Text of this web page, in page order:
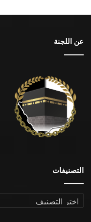
عن اللجنة
التصنيفات
التصنيفات